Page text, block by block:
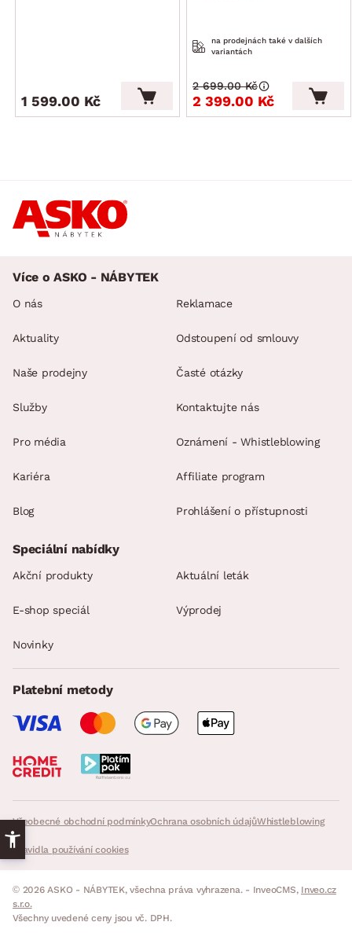
1 599.00 Kč
na prodejnách také v dalších
variantách
2 399.00 Kč
2 699.00 Kč
s DPH
Více o ASKO - NÁBYTEK
O nás
Aktuality
Naše prodejny
Služby
Pro média
Kariéra
Blog
Reklamace
Odstoupení od smlouvy
Časté otázky
Kontaktujte nás
Oznámení - Whistleblowing
Affiliate program
Prohlášení o přístupnosti
Všeobecné obchodní podmínkyOchrana osobních údajůWhistleblowing
Pravidla používání cookies
Speciální nabídky
Akční produkty Aktuální leták
E-shop speciál Výprodej
Novinky
Platební metody
© 2026 ASKO - NÁBYTEK, všechna práva vyhrazena. - InveoCMS, Inveo.cz
s.r.o.
Všechny uvedené ceny jsou vč. DPH.